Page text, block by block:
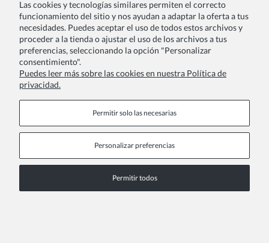
Losconjuntos para niñarepresentan la solución perfecta
cuando buscas un look completo y coordinado para las
ocasiones más especiales de tu hija. En nuestra colección
encontrarás desde elegantesconjuntos de falda y blusahasta
sofisticadostrajes de ceremoniaque combinan estilo,
comodidad y la calidad que tu pequeña se merece.
Las cookies y tecnologías similares permiten el correcto
funcionamiento del sitio y nos ayudan a adaptar la oferta a tus
necesidades. Puedes aceptar el uso de todos estos archivos y
proceder a la tienda o ajustar el uso de los archivos a tus
preferencias, seleccionando la opción "Personalizar
consentimiento".
Puedes leer más sobre las cookies en nuestra Política de
privacidad.
Permitir solo las necesarias
Personalizar preferencias
Permitir todos